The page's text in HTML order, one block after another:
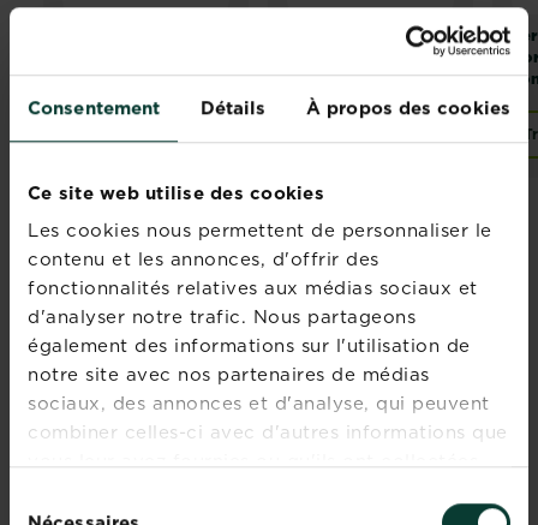
Consentement Détails À propos des cookies
Ce site web utilise des cookies
Les cookies nous permettent de personnaliser le
contenu et les annonces, d'offrir des
fonctionnalités relatives aux médias sociaux et
d'analyser notre trafic. Nous partageons
également des informations sur l'utilisation de
notre site avec nos partenaires de médias
sociaux, des annonces et d'analyse, qui peuvent
combiner celles-ci avec d'autres informations que
vous leur avez fournies ou qu'ils ont collectées
organics engrais
tomates et légumes
Fertiligène performance organics engrais tomates et
organics terreau
potager
Rejoignez la newsletter
La Pause Jardin
Recevez des conseils sur-mesure
directement dans votre boîte mail
S'inscrire